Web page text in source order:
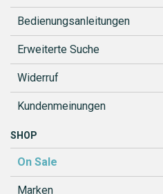
Bedienungsanleitungen
Erweiterte Suche
Widerruf
Kundenmeinungen
SHOP
On Sale
Marken